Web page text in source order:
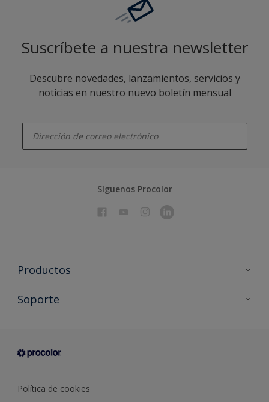
Suscríbete a nuestra newsletter
Descubre novedades, lanzamientos, servicios y
noticias en nuestro nuevo boletín mensual
Síguenos Procolor
Productos
Todos los productos
Condiciones generales de venta
Soporte
Sobre Procolor
Política de cookies